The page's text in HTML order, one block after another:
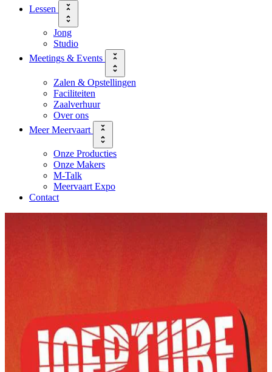
Lessen
Jong
Studio
Meetings & Events
Zalen & Opstellingen
Faciliteiten
Zaalverhuur
Over ons
Meer Meervaart
Onze Producties
Onze Makers
M-Talk
Meervaart Expo
Contact